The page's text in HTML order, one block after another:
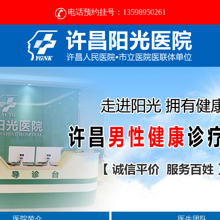
电话预约挂号：13598950261
许昌男科医院排名-许昌正规男科医院-男科医院咨询